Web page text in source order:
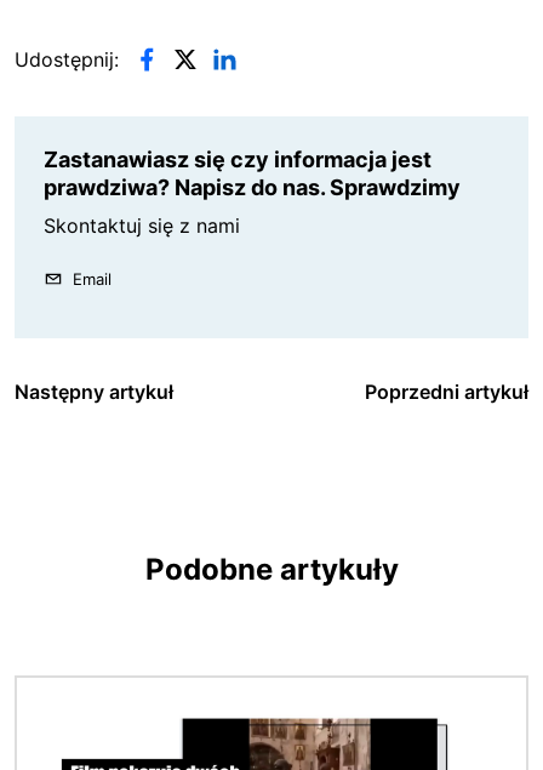
Udostępnij:
Zastanawiasz się czy informacja jest
prawdziwa? Napisz do nas. Sprawdzimy
Skontaktuj się z nami
Email
Następny artykuł Poprzedni artykuł
Podobne artykuły